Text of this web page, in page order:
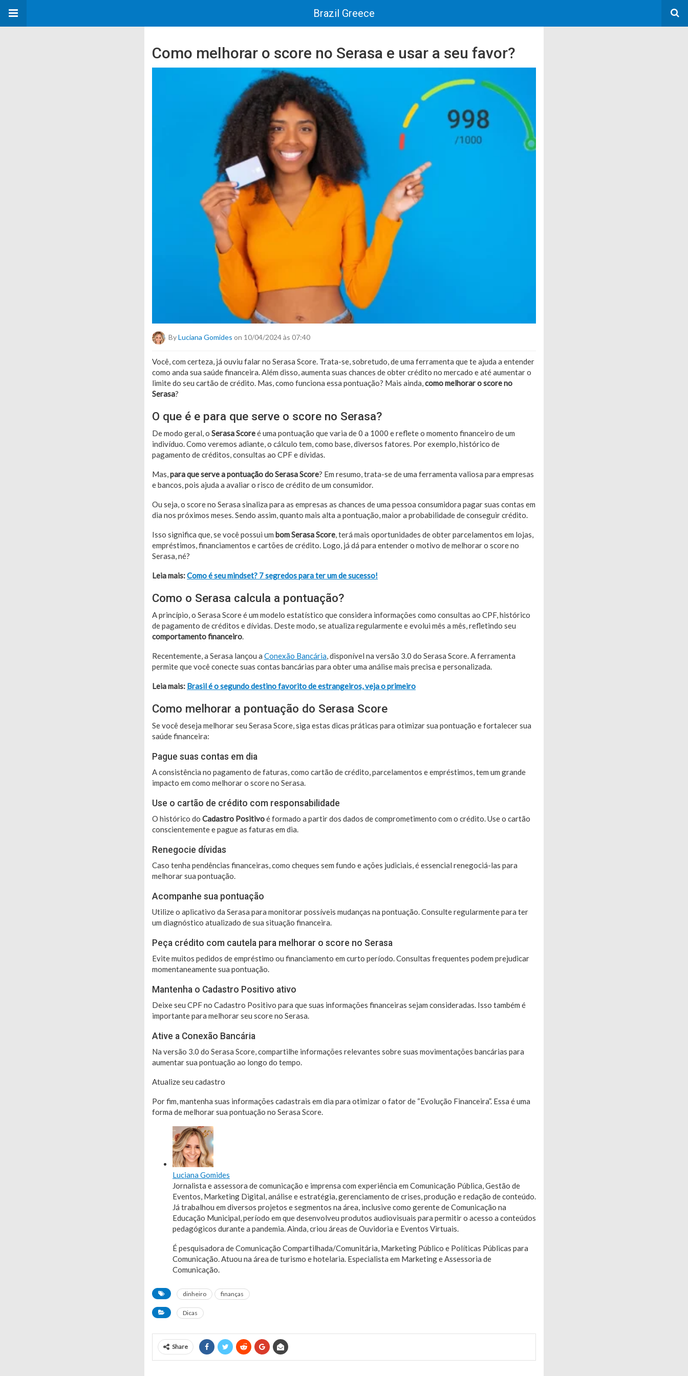
Brazil Greece
Como melhorar o score no Serasa e usar a seu favor?
ByLuciana Gomides on 10/04/2024 às 07:40
Você, com certeza, já ouviu falar no Serasa Score. Trata-se, sobretudo, de uma ferramenta que te ajuda a entender
como anda sua saúde financeira. Além disso, aumenta suas chances de obter crédito no mercado e até aumentar o
limite do seu cartão de crédito. Mas, como funciona essa pontuação? Mais ainda,como melhorar o score no
Serasa?
O que é e para que serve o score no Serasa?
De modo geral, o Serasa Scoreé uma pontuação que varia de 0 a 1000 e reflete o momento financeiro de um
indivíduo. Como veremos adiante, o cálculo tem, como base, diversos fatores. Por exemplo, histórico de
pagamento de créditos, consultas ao CPF e dívidas.
Mas,para que serve a pontuação do Serasa Score? Em resumo, trata-se de uma ferramenta valiosa para empresas
e bancos, pois ajuda a avaliar o risco de crédito de um consumidor.
Ou seja, o score no Serasa sinaliza para as empresas as chances de uma pessoa consumidora pagar suas contas em
dia nos próximos meses. Sendo assim, quanto mais alta a pontuação, maior a probabilidade de conseguir crédito.
Isso significa que, se você possui um bom Serasa Score, terá mais oportunidades de obter parcelamentos em lojas,
empréstimos, financiamentos e cartões de crédito. Logo, já dá para entender o motivo de melhorar o score no
Serasa, né?
Leia mais:Como é seu mindset? 7 segredos para ter um de sucesso!
Como o Serasa calcula a pontuação?
A princípio, o Serasa Score é um modelo estatístico que considera informações como consultas ao CPF, histórico
de pagamento de créditos e dívidas. Deste modo, se atualiza regularmente e evolui mês a mês, refletindo seu
comportamento financeiro.
Recentemente, a Serasa lançou a Conexão Bancária, disponível na versão 3.0 do Serasa Score. A ferramenta
permite que você conecte suas contas bancárias para obter uma análise mais precisa e personalizada.
Leia mais: Brasil é o segundo destino favorito de estrangeiros, veja o primeiro
Como melhorar a pontuação do Serasa Score
Se você deseja melhorar seu Serasa Score, siga estas dicas práticas para otimizar sua pontuação e fortalecer sua
saúde financeira:
Pague suas contas em dia
A consistência no pagamento de faturas, como cartão de crédito, parcelamentos e empréstimos, tem um grande
impacto em como melhorar o score no Serasa.
Use o cartão de crédito com responsabilidade
O histórico do Cadastro Positivoé formado a partir dos dados de comprometimento com o crédito. Use o cartão
conscientemente e pague as faturas em dia.
Renegocie dívidas
Caso tenha pendências financeiras, como cheques sem fundo e ações judiciais, é essencial renegociá-las para
melhorar sua pontuação.
Acompanhe sua pontuação
Utilize o aplicativo da Serasa para monitorar possíveis mudanças na pontuação. Consulte regularmente para ter
um diagnóstico atualizado de sua situação financeira.
Peça crédito com cautela para melhorar o score no Serasa
Evite muitos pedidos de empréstimo ou financiamento em curto período. Consultas frequentes podem prejudicar
momentaneamente sua pontuação.
Mantenha o Cadastro Positivo ativo
Deixe seu CPF no Cadastro Positivo para que suas informações financeiras sejam consideradas. Isso também é
importante para melhorar seu score no Serasa.
Ative a Conexão Bancária
Na versão 3.0 do Serasa Score, compartilhe informações relevantes sobre suas movimentações bancárias para
aumentar sua pontuação ao longo do tempo.
Atualize seu cadastro
Por fim, mantenha suas informações cadastrais em dia para otimizar o fator de “Evolução Financeira”. Essa é uma
forma de melhorar sua pontuação no Serasa Score.
Luciana Gomides
Jornalista e assessora de comunicação e imprensa com experiência em Comunicação Pública, Gestão de
Eventos, Marketing Digital, análise e estratégia, gerenciamento de crises, produção e redação de conteúdo.
Já trabalhou em diversos projetos e segmentos na área, inclusive como gerente de Comunicação na
Educação Municipal, período em que desenvolveu produtos audiovisuais para permitir o acesso a conteúdos
pedagógicos durante a pandemia. Ainda, criou áreas de Ouvidoria e Eventos Virtuais.
É pesquisadora de Comunicação Compartilhada/Comunitária, Marketing Público e Políticas Públicas para
Comunicação. Atuou na área de turismo e hotelaria. Especialista em Marketing e Assessoria de
Comunicação.
dinheiro finanças
Dicas
Share